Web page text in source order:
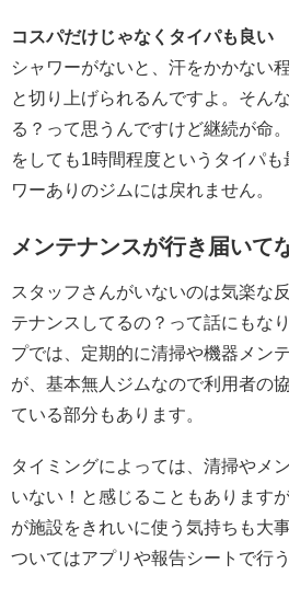
コスパだけじゃなくタイパも良い
シャワーがないと、汗をかかない
と切り上げられるんですよ。そん
る？って思うんですけど継続が命
をしても1時間程度というタイパ
ワーありのジムには戻れません。
メンテナンスが行き届いて
スタッフさんがいないのは気楽な
テナンスしてるの？って話にもな
プでは、定期的に清掃や機器メン
が、基本無人ジムなので利用者の
ている部分もあります。
タイミングによっては、清掃やメ
いない！と感じることもあります
が施設をきれいに使う気持ちも大
ついてはアプリや報告シートで行